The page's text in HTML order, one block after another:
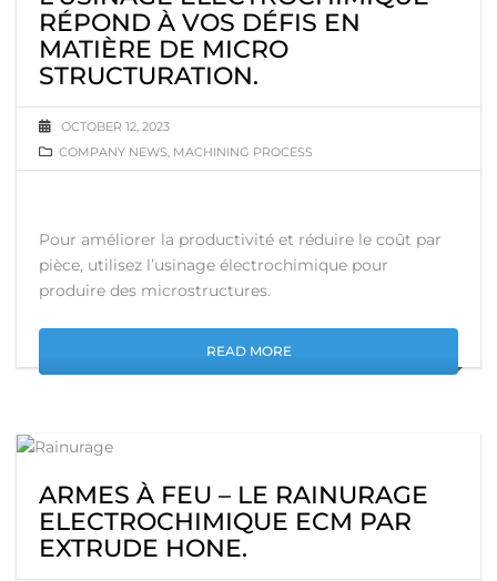
RÉPOND À VOS DÉFIS EN
MATIÈRE DE MICRO
STRUCTURATION.
OCTOBER 12, 2023
COMPANY NEWS, MACHINING PROCESS
Pour améliorer la productivité et réduire le coût par
pièce, utilisez l’usinage électrochimique pour
produire des microstructures.
READ MORE
ARMES À FEU – LE RAINURAGE
ELECTROCHIMIQUE ECM PAR
EXTRUDE HONE.